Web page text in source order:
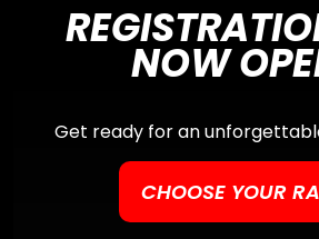
NOW
Get ready for an
CHOOSE YOUR